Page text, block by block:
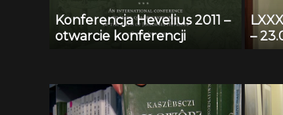
Konferencja Hevelius 2011 –
otwarcie konferencji
–